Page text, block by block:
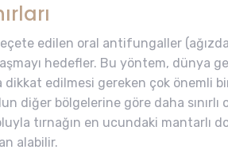
edilen oral antifungaller
hedefler. Bu yöntem, dünya
edilmesi gereken çok önemli
diğer bölgelerine göre daha
tırnağın en ucundaki mantarlı
alabilir.